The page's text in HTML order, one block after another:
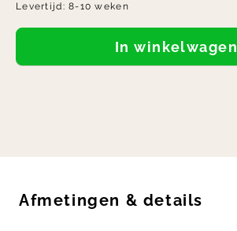
Levertijd:8-10 weken
In winkelwagen
Afmetingen & details